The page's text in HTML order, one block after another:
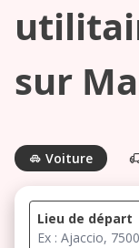
sur
Voiture
Lieu de départ
proximité